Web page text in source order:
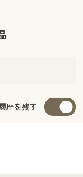
歴を残す